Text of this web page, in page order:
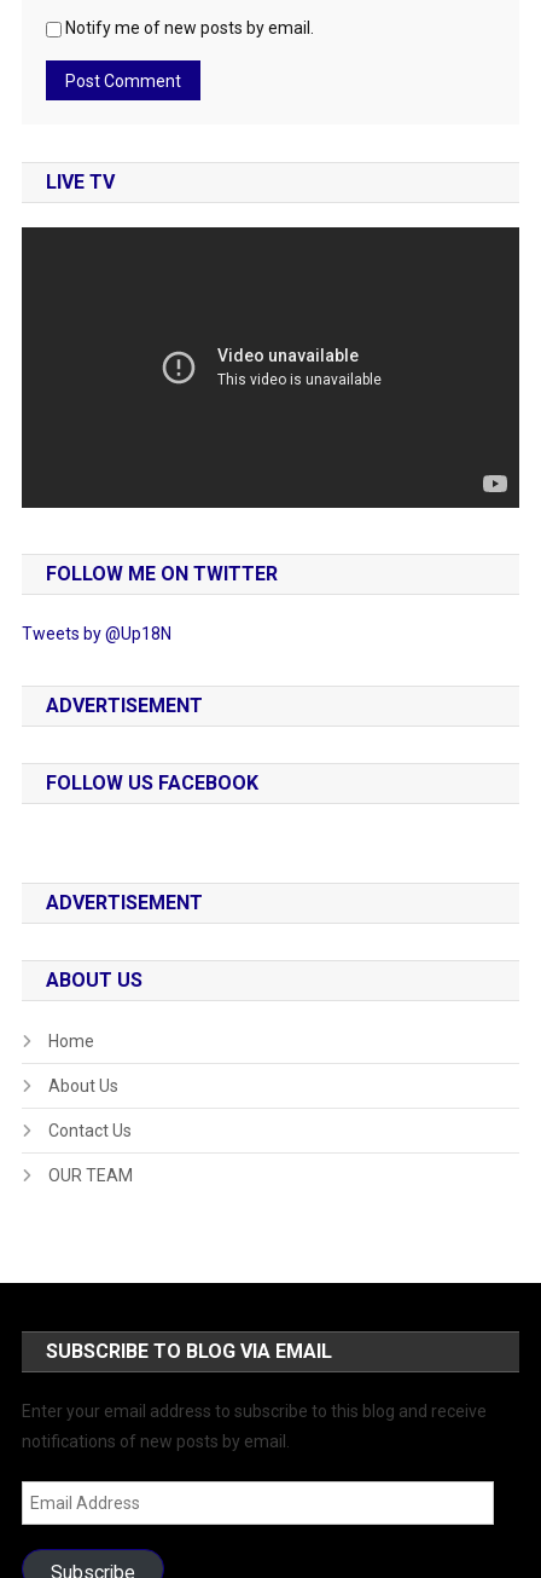
Notify me of new posts by email.
LIVE TV
FOLLOW ME ON TWITTER
Tweets by @Up18N
ADVERTISEMENT
FOLLOW US FACEBOOK
ADVERTISEMENT
ABOUT US
Home
About Us
Contact Us
OUR TEAM
SUBSCRIBE TO BLOG VIA EMAIL
Enter your email address to subscribe to this blog and receive
notifications of new posts by email.
Email
Address
Subscribe